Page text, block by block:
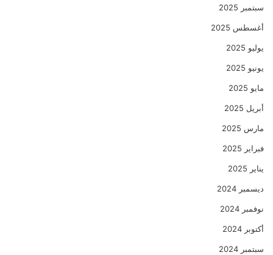
سبتمبر 2025
أغسطس 2025
يوليو 2025
يونيو 2025
مايو 2025
أبريل 2025
مارس 2025
فبراير 2025
يناير 2025
ديسمبر 2024
نوفمبر 2024
أكتوبر 2024
سبتمبر 2024